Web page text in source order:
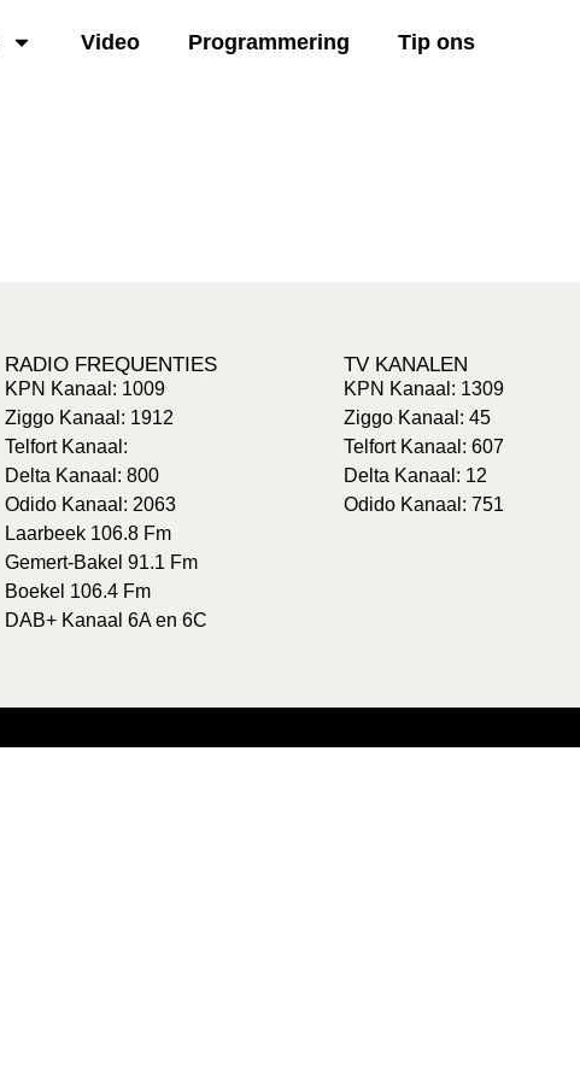
Video Programmering Tip ons
RADIO FREQUENTIES
KPN Kanaal: 1009
Ziggo Kanaal: 1912
Telfort Kanaal:
Delta Kanaal: 800
Odido Kanaal: 2063
Laarbeek 106.8 Fm
Gemert-Bakel 91.1 Fm
Boekel 106.4 Fm
DAB+ Kanaal 6A en 6C
TV KANALEN
KPN Kanaal: 1309
Ziggo Kanaal: 45
Telfort Kanaal: 607
Delta Kanaal: 12
Odido Kanaal: 751